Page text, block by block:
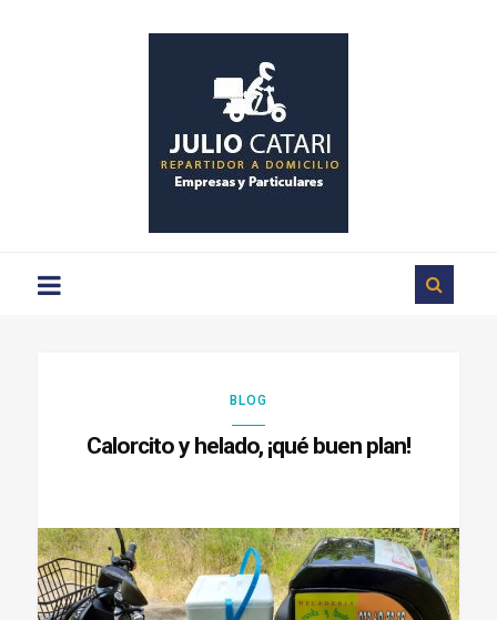
a
domicilio
en
Ciudad
Rodrigo
BLOG
Calorcito y helado, ¡qué buen plan!